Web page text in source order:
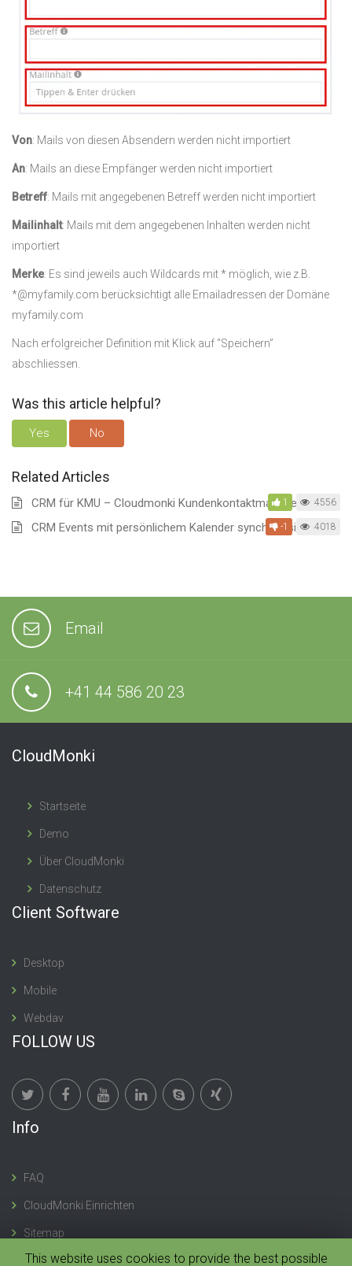
Von: Mails von diesen Absendern werden nicht importiert
An: Mails an diese Empfänger werden nicht importiert
Betreff: Mails mit angegebenen Betreff werden nicht importiert
Mailinhalt: Mails mit dem angegebenen Inhalten werden nicht
importiert
Merke: Es sind jeweils auch Wildcards mit * möglich, wie z.B.
*@myfamily.com berücksichtigt alle Emailadressen der Domäne
myfamily.com
Nach erfolgreicher Definition mit Klick auf “Speichern”
abschliessen.
Was this article helpful?
Yes No
Related Articles
CRM für KMU – Cloudmonki Kundenkontaktmanagement
1 4556
CRM Events mit persönlichem Kalender synchronisieren
-1 4018
Email
+41 44 586 20 23
CloudMonki
Startseite
Demo
Über CloudMonki
Datenschutz
Client Software
Desktop
Mobile
Webdav
FOLLOW US
Info
FAQ
CloudMonki Einrichten
Sitemap
This website uses cookies to provide the best possible